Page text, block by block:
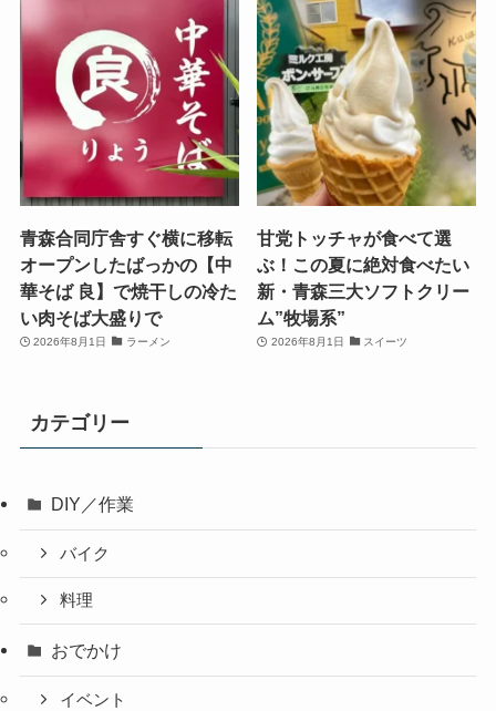
青森合同庁舎すぐ横に移転
オープンしたばっかの【中
華そば 良】で焼干しの冷た
い肉そば大盛りで
2026年8月1日 ラーメン
甘党トッチャが食べて選
ぶ！この夏に絶対食べたい
新・青森三大ソフトクリー
ム”牧場系”
2026年8月1日 スイーツ
カテゴリー
DIY／作業
バイク
料理
おでかけ
イベント